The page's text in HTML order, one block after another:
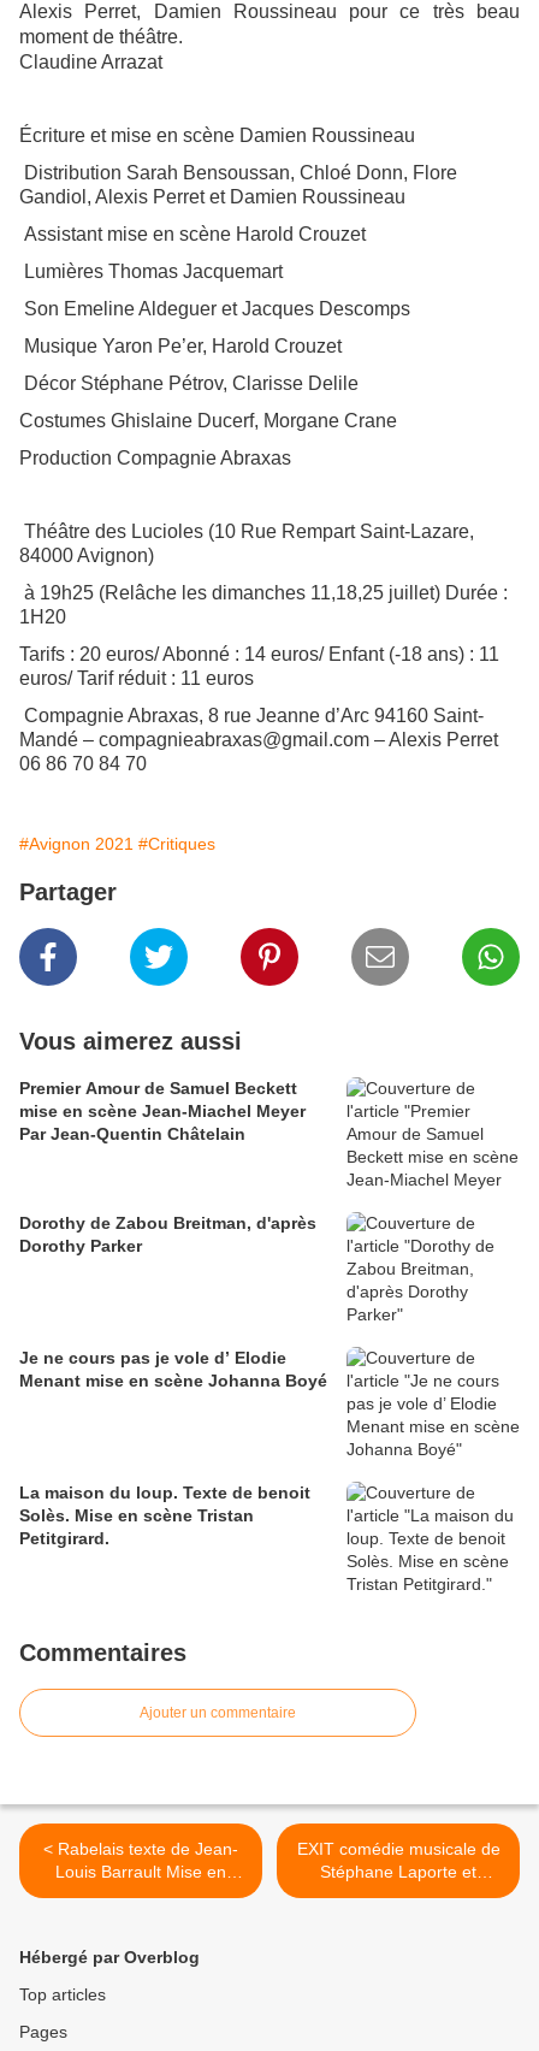
Alexis Perret, Damien Roussineau pour ce très beau
moment de théâtre.
Claudine Arrazat
Écriture et mise en scène Damien Roussineau
Distribution Sarah Bensoussan, Chloé Donn, Flore
Gandiol, Alexis Perret et Damien Roussineau
Assistant mise en scène Harold Crouzet
Lumières Thomas Jacquemart
Son Emeline Aldeguer et Jacques Descomps
Musique Yaron Pe’er, Harold Crouzet
Décor Stéphane Pétrov, Clarisse Delile
Costumes Ghislaine Ducerf, Morgane Crane
Production Compagnie Abraxas
Théâtre des Lucioles (10 Rue Rempart Saint-Lazare,
84000 Avignon)
à 19h25 (Relâche les dimanches 11,18,25 juillet) Durée :
1H20
Tarifs : 20 euros/ Abonné : 14 euros/ Enfant (-18 ans) : 11
euros/ Tarif réduit : 11 euros
Compagnie Abraxas, 8 rue Jeanne d’Arc 94160 Saint-
Mandé – compagnieabraxas@gmail.com – Alexis Perret
06 86 70 84 70
#Avignon 2021 #Critiques
Partager
Vous aimerez aussi
Premier Amour de Samuel Beckett
mise en scène Jean-Miachel Meyer
Par Jean-Quentin Châtelain
Dorothy de Zabou Breitman, d'après
Dorothy Parker
Je ne cours pas je vole d’ Elodie
Menant mise en scène Johanna Boyé
La maison du loup. Texte de benoit
Solès. Mise en scène Tristan
Petitgirard.
Commentaires
Ajouter un commentaire
< Rabelais texte de Jean-
Louis Barrault Mise en
scène Hervé Van der
EXIT comédie musicale de
Stéphane Laporte et
Gaétan Borg Musique de
Hébergé par Overblog
Top articles
Pages